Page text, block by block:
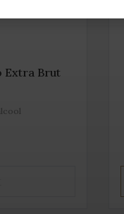
Extra Brut